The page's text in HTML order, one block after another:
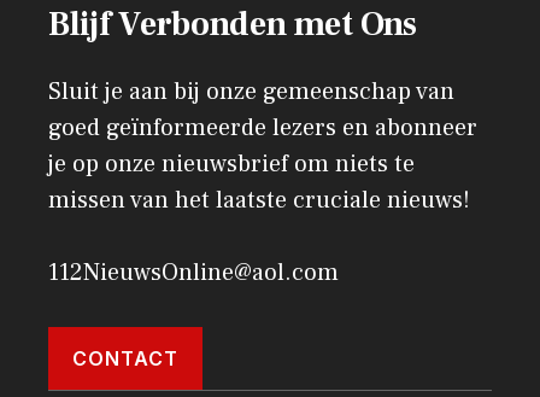
Blijf Verbonden met Ons
Sluit je aan bij onze gemeenschap van
goed geïnformeerde lezers en abonneer
je op onze nieuwsbrief om niets te
missen van het laatste cruciale nieuws!
112NieuwsOnline@aol.com
CONTACT